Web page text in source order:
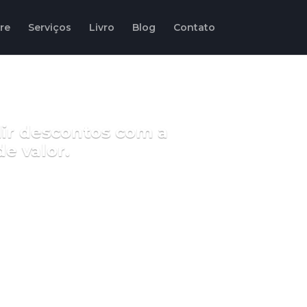
Serviços Livro Blog Contato
descontos com a
valor.